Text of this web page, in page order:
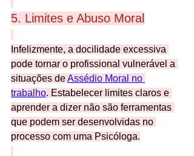
5. Limites e Abuso Moral
Infelizmente, a docilidade excessiva
pode tornar o profissional vulnerável a
situações de Assédio Moral no
trabalho. Estabelecer limites claros e
aprender a dizer não são ferramentas
que podem ser desenvolvidas no
processo com uma Psicóloga.